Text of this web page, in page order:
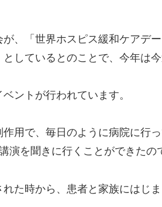
、「世界ホスピス緩和ケアデ
としているとのことで、今年は
ントが行われています。
用で、毎日のように病院に行っ
演を聞きに行くことができたの
た時から、患者と家族にはじま